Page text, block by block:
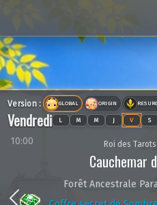
Version : GLOBAL ORIGIN
Vendredi L M M J V S
Roi des
Cauchemar
10:00
Forêt Ancestrale